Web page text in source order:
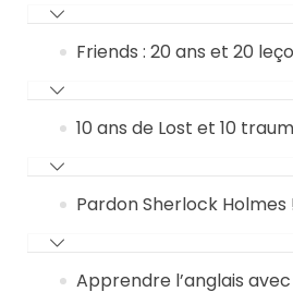
Friends : 20 ans et 20
10 ans de Lost et 10
Pardon Sherlock Holmes
Apprendre l’anglais